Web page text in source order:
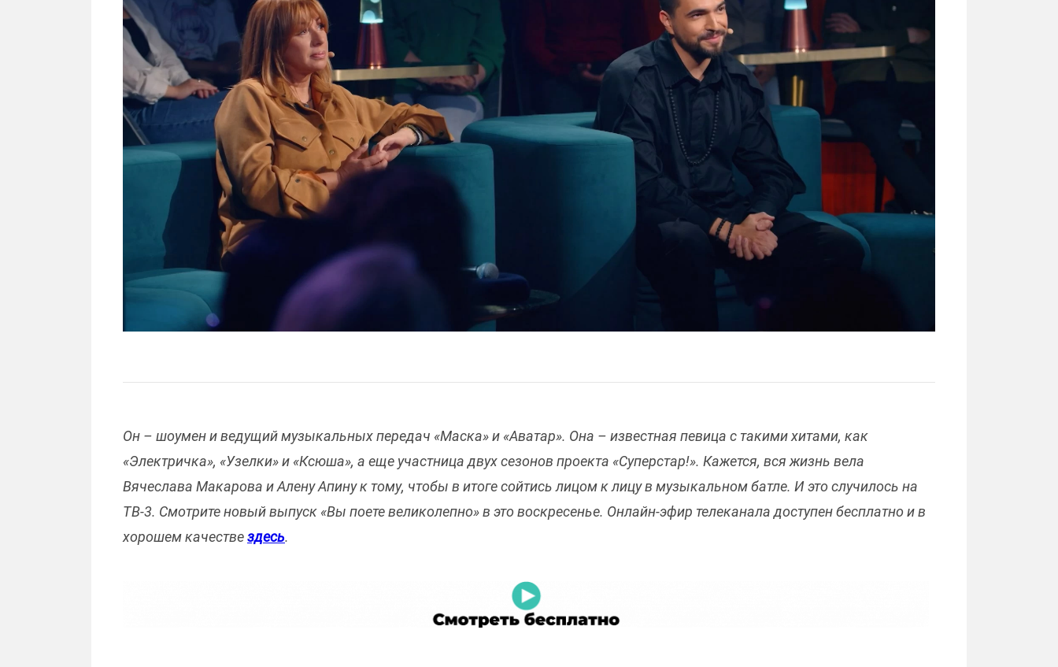
Он – шоумен и ведущий музыкальных передач «Маска» и «Аватар». Она – известная певица с такими хитами, как
«Электричка», «Узелки» и «Ксюша», а еще участница двух сезонов проекта «Суперстар!». Кажется, вся жизнь вела
Вячеслава Макарова и Алену Апину к тому, чтобы в итоге сойтись лицом к лицу в музыкальном батле. И это случилось на
ТВ-3. Смотрите новый выпуск «Вы поете великолепно» в это воскресенье. Онлайн-эфир телеканала доступен бесплатно и в
хорошем качествездесь.